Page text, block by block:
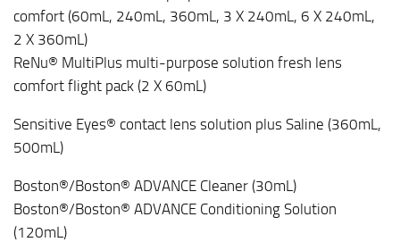
comfort (60mL, 240mL, 360mL, 3 X 240mL, 6 X 240mL,
2 X 360mL)
ReNu® MultiPlus multi-purpose solution fresh lens
comfort flight pack (2 X 60mL)
Sensitive Eyes® contact lens solution plus Saline (360mL,
500mL)
Boston®/Boston® ADVANCE Cleaner (30mL)
Boston®/Boston® ADVANCE Conditioning Solution
(120mL)